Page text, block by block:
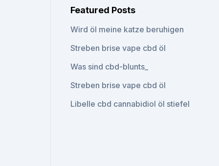
Featured Posts
Wird öl meine katze beruhigen
Streben brise vape cbd öl
Was sind cbd-blunts_
Streben brise vape cbd öl
Libelle cbd cannabidiol öl stiefel